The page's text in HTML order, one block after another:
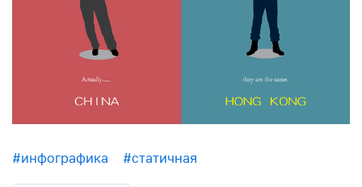
#инфографика #статичная